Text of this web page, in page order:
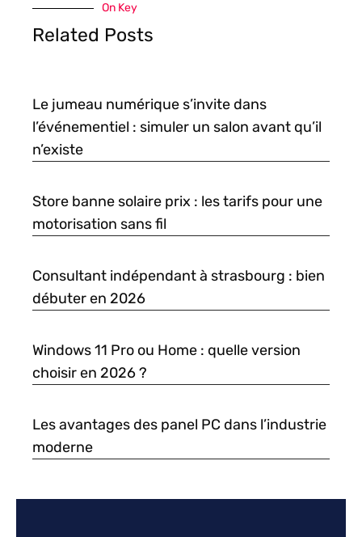
On Key
Related Posts
Le jumeau numérique s’invite dans
l’événementiel : simuler un salon avant qu’il
n’existe
Store banne solaire prix : les tarifs pour une
motorisation sans fil
Consultant indépendant à strasbourg : bien
débuter en 2026
Windows 11 Pro ou Home : quelle version
choisir en 2026 ?
Les avantages des panel PC dans l’industrie
moderne